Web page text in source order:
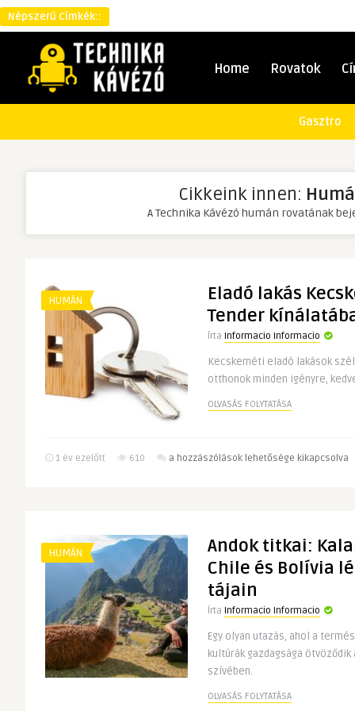
Népszerű Címkék::
Home Rovatok
Gasztro
Cikkeink innen:
A Technika Kávézó humán rovatának
HUMÁN
Eladó lakás
Tender
Írta Informacio Informacio
Kecskeméti eladó lakások
otthonok minden igényre,
OLVASÁS FOLYTATÁSA
1 év ezelőtt 610
Eladó
kínálatában
bejegyzéshez
a hozzászólások lehetősége kikapcsolva
HUMÁN
Andok titkai:
Chile és Bolívia
tájain
Írta Informacio Informacio
Egy olyan utazás, ahol a
kultúrák gazdagsága
szívében.
OLVASÁS FOLYTATÁSA